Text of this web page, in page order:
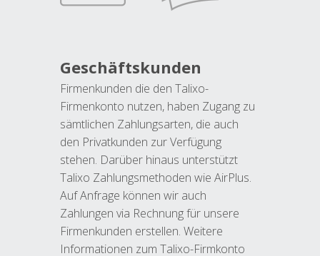
Geschäftskunden
Firmenkunden die den Talixo-
Firmenkonto nutzen, haben Zugang zu
sämtlichen Zahlungsarten, die auch
den Privatkunden zur Verfügung
stehen. Darüber hinaus unterstützt
Talixo Zahlungsmethoden wie AirPlus.
Auf Anfrage können wir auch
Zahlungen via Rechnung für unsere
Firmenkunden erstellen. Weitere
Informationen zum Talixo-Firmkonto